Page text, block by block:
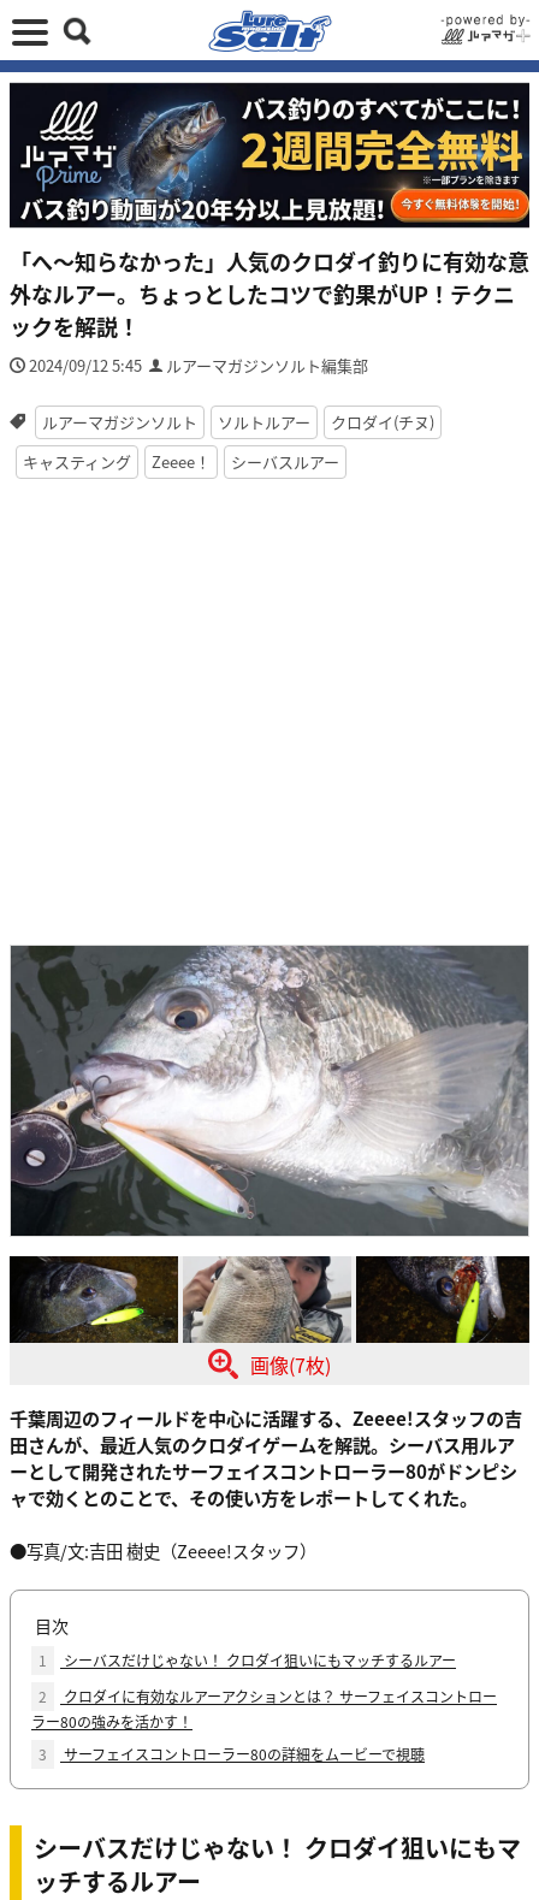
「へ〜知らなかった」人気のクロダイ釣りに有効な意
外なルアー。ちょっとしたコツで釣果がUP！テクニ
ックを解説！
2024/09/12 5:45 ルアーマガジンソルト編集部
ルアーマガジンソルト ソルトルアー
クロダイ(チヌ)
キャスティング
Zeeee！ シーバスルアー
画像(7枚)
千葉周辺のフィールドを中心に活躍する、Zeeee!スタッフの吉
田さんが、最近人気のクロダイゲームを解説。シーバス用ルア
ーとして開発されたサーフェイスコントローラー80がドンピシ
ャで効くとのことで、その使い方をレポートしてくれた。
●写真/文:吉田 樹史（Zeeee!スタッフ）
目次
1
シーバスだけじゃない！ クロダイ狙いにもマッチするルアー
2
クロダイに有効なルアーアクションとは？ サーフェイスコントロー
ラー80の強みを活かす！
3
サーフェイスコントローラー80の詳細をムービーで視聴
シーバスだけじゃない！ クロダイ狙いにもマ
ッチするルアー